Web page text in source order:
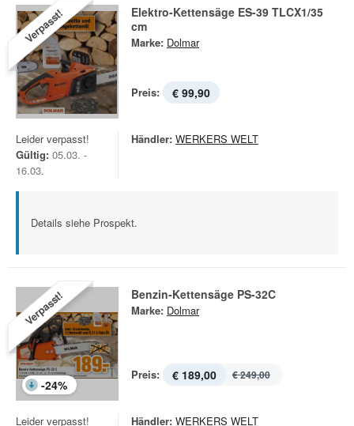
Verpasst!
Elektro-Kettensäge ES-39 TLCX1/35
cm
Marke: Dolmar
Preis: € 99,90
Leider verpasst!
Gültig: 05.03. -
16.03.
Händler: WERKERS WELT
Details siehe Prospekt.
Verpasst!
-24%
Benzin-Kettensäge PS-32C
Marke: Dolmar
Preis: € 189,00 € 249,00
Leider verpasst!
Händler: WERKERS WELT